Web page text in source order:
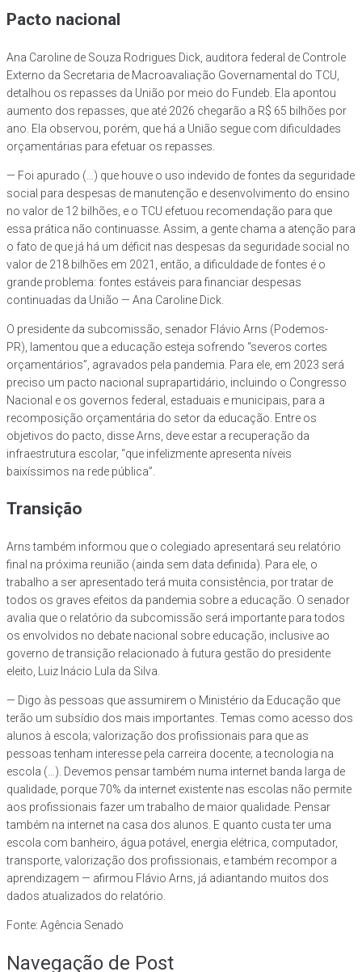
Pacto nacional
Ana Caroline de Souza Rodrigues Dick, auditora federal de Controle
Externo da Secretaria de Macroavaliação Governamental do TCU,
detalhou os repasses da União por meio do Fundeb. Ela apontou
aumento dos repasses, que até 2026 chegarão a R$ 65 bilhões por
ano. Ela observou, porém, que há a União segue com dificuldades
orçamentárias para efetuar os repasses.
— Foi apurado (…) que houve o uso indevido de fontes da seguridade
social para despesas de manutenção e desenvolvimento do ensino
no valor de 12 bilhões, e o TCU efetuou recomendação para que
essa prática não continuasse. Assim, a gente chama a atenção para
o fato de que já há um déficit nas despesas da seguridade social no
valor de 218 bilhões em 2021, então, a dificuldade de fontes é o
grande problema: fontes estáveis para financiar despesas
continuadas da União — Ana Caroline Dick.
O presidente da subcomissão, senador Flávio Arns (Podemos-
PR), lamentou que a educação esteja sofrendo “severos cortes
orçamentários”, agravados pela pandemia. Para ele, em 2023 será
preciso um pacto nacional suprapartidário, incluindo o Congresso
Nacional e os governos federal, estaduais e municipais, para a
recomposição orçamentária do setor da educação. Entre os
objetivos do pacto, disse Arns, deve estar a recuperação da
infraestrutura escolar, “que infelizmente apresenta níveis
baixíssimos na rede pública”.
Transição
Arns também informou que o colegiado apresentará seu relatório
final na próxima reunião (ainda sem data definida). Para ele, o
trabalho a ser apresentado terá muita consistência, por tratar de
todos os graves efeitos da pandemia sobre a educação. O senador
avalia que o relatório da subcomissão será importante para todos
os envolvidos no debate nacional sobre educação, inclusive ao
governo de transição relacionado à futura gestão do presidente
eleito, Luiz Inácio Lula da Silva.
— Digo às pessoas que assumirem o Ministério da Educação que
terão um subsídio dos mais importantes. Temas como acesso dos
alunos à escola; valorização dos profissionais para que as
pessoas tenham interesse pela carreira docente; a tecnologia na
escola (…). Devemos pensar também numa internet banda larga de
qualidade, porque 70% da internet existente nas escolas não permite
aos profissionais fazer um trabalho de maior qualidade. Pensar
também na internet na casa dos alunos. E quanto custa ter uma
escola com banheiro, água potável, energia elétrica, computador,
transporte, valorização dos profissionais, e também recompor a
aprendizagem — afirmou Flávio Arns, já adiantando muitos dos
dados atualizados do relatório.
Fonte: Agência Senado
Navegação de Post